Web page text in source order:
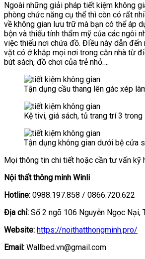
Ngoài những giải pháp tiết kiệm không
phòng chức năng cụ thể thì còn có rất
về không gian lưu trữ mà bạn có thể áp
bộn và thiếu tính thẩm mỹ của các ngôi
việc thiếu nơi chứa đồ. ĐIều này dẫn đến
vặt có ở khắp mọi nơi trong căn nhà từ
bút sách, đồ chơi của trẻ nhỏ….
Tận dụng cầu thang lên gác xép
Kệ tivi, giá sách, tủ trang trí 3 trong
Tận dụng không gian dưới bệ cửa
Mọi thông tin chi tiết hoặc cần tư vấn kỹ
Nội thất thông minh Winli
Hotline: 0988.197.858 / 0866.720.622
Địa chỉ: Số 2 ngõ 106 Nguyễn Ngọc Nại,
Website: https://noithatthongminh.pro/
Email: Wallbed.vn@gmail.com